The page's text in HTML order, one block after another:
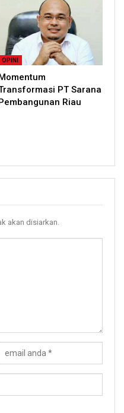
OPINI
Momentum
PT Sarana
Pembangunan Riau
akan disiarkan.